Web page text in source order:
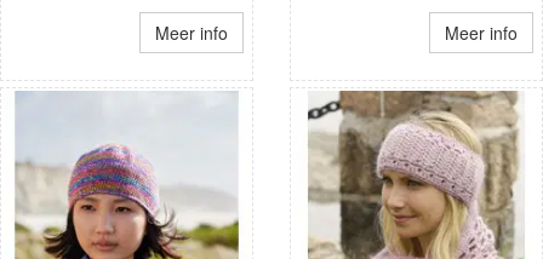
Meer info Meer info